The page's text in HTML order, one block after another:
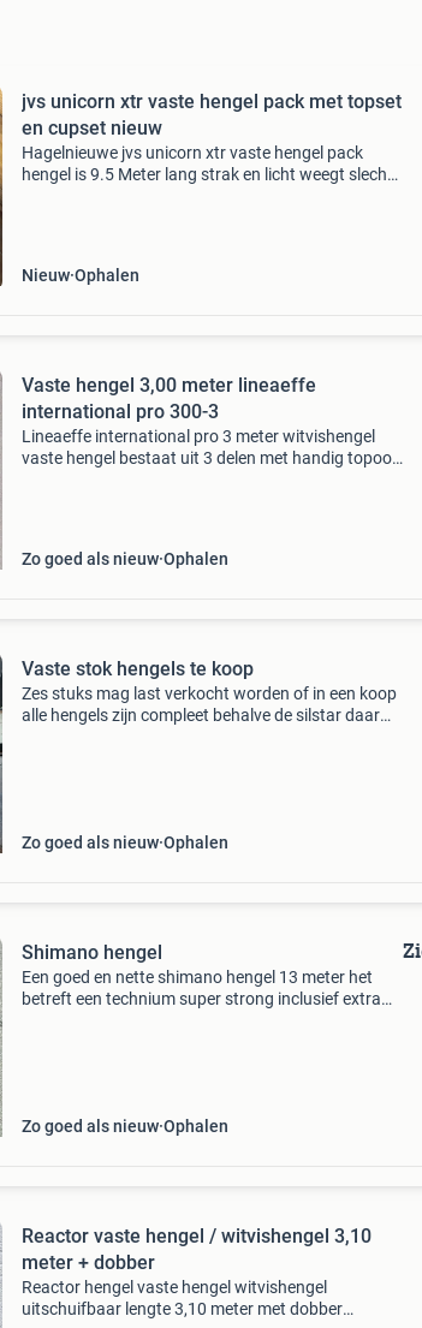
jvs unicorn xtr vaste hengel pack met topset
en cupset nieuw
Hagelnieuwe jvs unicorn xtr vaste hengel pack
hengel is 9.5 Meter lang strak en licht weegt slechts
Nieuw Ophalen
Vaste hengel 3,00 meter lineaeffe
international pro 300-3
Lineaeffe international pro 3 meter witvishengel
vaste hengel bestaat uit 3 delen met handig topoog
Zo goed als nieuw Ophalen
Vaste stok hengels te koop
Zes stuks mag last verkocht worden of in een koop
alle hengels zijn compleet behalve de silstar daar
Zo goed als nieuw Ophalen
Shimano hengel
Een goed en nette shimano hengel 13 meter het
betreft een technium super strong inclusief extra
Zo goed als nieuw Ophalen
Reactor vaste hengel / witvishengel 3,10
meter + dobber
Reactor hengel vaste hengel witvishengel
uitschuifbaar lengte 3,10 meter met dobber